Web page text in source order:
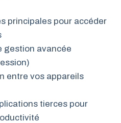
principales pour accéder
gestion avancée
entre vos appareils
tierces pour